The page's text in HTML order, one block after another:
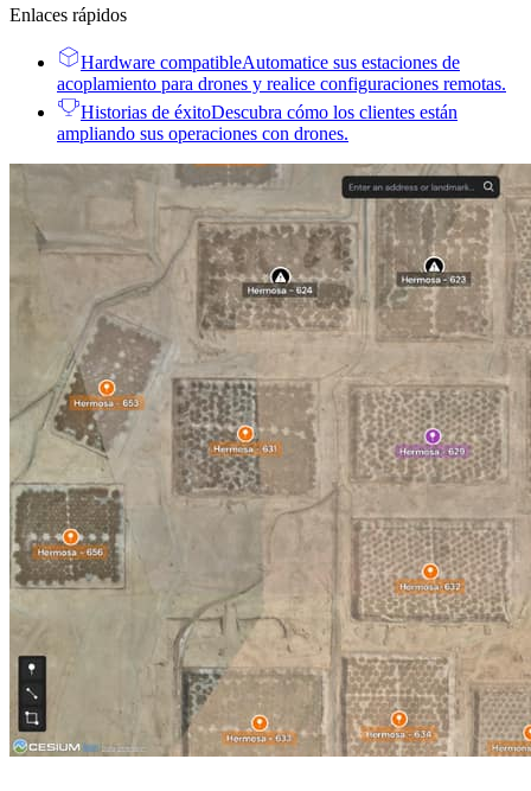
Enlaces rápidos
Hardware compatibleAutomatice sus estaciones de
acoplamiento para drones y realice configuraciones remotas.
Historias de éxitoDescubra cómo los clientes están
ampliando sus operaciones con drones.